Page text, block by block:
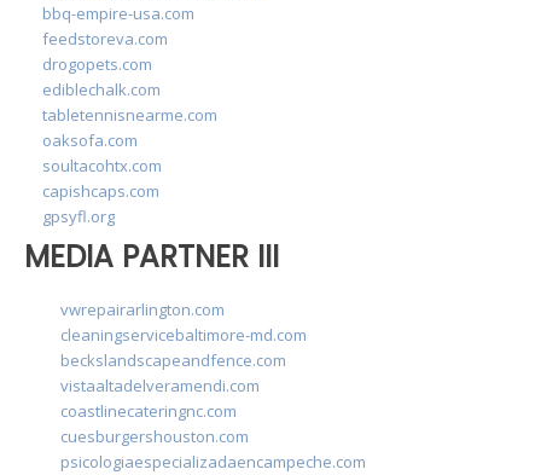
bbq-empire-usa.com
feedstoreva.com
drogopets.com
ediblechalk.com
tabletennisnearme.com
oaksofa.com
soultacohtx.com
capishcaps.com
gpsyfl.org
MEDIA PARTNER III
vwrepairarlington.com
cleaningservicebaltimore-md.com
beckslandscapeandfence.com
vistaaltadelveramendi.com
coastlinecateringnc.com
cuesburgershouston.com
psicologiaespecializadaencampeche.com